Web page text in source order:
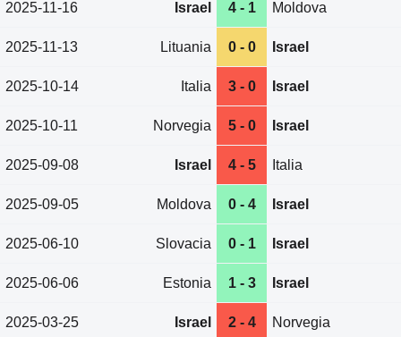
2025-11-16 Israel 4 - 1 Moldova
2025-11-13 Lituania 0 - 0 Israel
2025-10-14 Italia 3 - 0 Israel
2025-10-11 Norvegia 5 - 0 Israel
2025-09-08 Israel 4 - 5 Italia
2025-09-05 Moldova 0 - 4 Israel
2025-06-10 Slovacia 0 - 1 Israel
2025-06-06 Estonia 1 - 3 Israel
2025-03-25 Israel 2 - 4 Norvegia